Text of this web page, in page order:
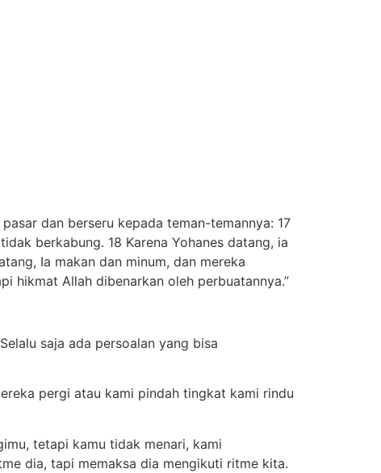
dan berseru kepada teman-temannya: 17
berkabung. 18 Karena Yohanes datang, ia
Ia makan dan minum, dan mereka
hikmat Allah dibenarkan oleh perbuatannya.”
saja ada persoalan yang bisa
pergi atau kami pindah tingkat kami rindu
tetapi kamu tidak menari, kami
dia, tapi memaksa dia mengikuti ritme kita.